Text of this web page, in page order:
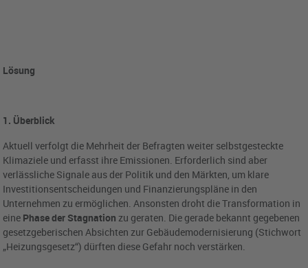
Lösung
1. Überblick
Aktuell verfolgt die Mehrheit der Befragten weiter selbstgesteckte
Klimaziele und erfasst ihre Emissionen. Erforderlich sind aber
verlässliche Signale aus der Politik und den Märkten, um klare
Investitionsentscheidungen und Finanzierungspläne in den
Unternehmen zu ermöglichen. Ansonsten droht die Transformation in
eine Phase der Stagnation zu geraten. Die gerade bekannt gegebenen
gesetzgeberischen Absichten zur Gebäudemodernisierung (Stichwort
„Heizungsgesetz“) dürften diese Gefahr noch verstärken.